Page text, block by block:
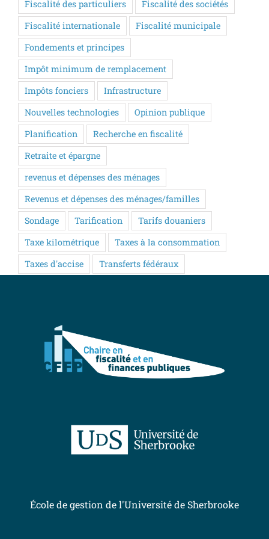
Fiscalité des particuliers
Fiscalité des sociétés
Fiscalité internationale
Fiscalité municipale
Fondements et principes
Impôt minimum de remplacement
Impôts fonciers
Infrastructure
Nouvelles technologies
Opinion publique
Planification
Recherche en fiscalité
Retraite et épargne
revenus et dépenses des ménages
Revenus et dépenses des ménages/familles
Sondage
Tarification
Tarifs douaniers
Taxe kilométrique
Taxes à la consommation
Taxes d'accise
Transferts fédéraux
École de gestion de l'Université de Sherbrooke